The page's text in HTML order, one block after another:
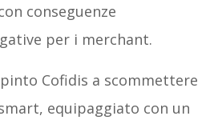
conseguenze
per i merchant.
Cofidis a scommettere
equipaggiato con un